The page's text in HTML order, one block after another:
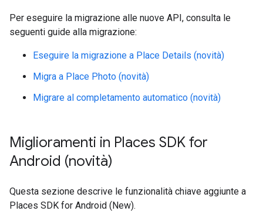
Per eseguire la migrazione alle nuove API, consulta le
seguenti guide alla migrazione:
Eseguire la migrazione a Place Details (novità)
Migra a Place Photo (novità)
Migrare al completamento automatico (novità)
Miglioramenti in Places SDK for
Android (novità)
Questa sezione descrive le funzionalità chiave aggiunte a
Places SDK for Android (New).